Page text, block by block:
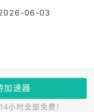
06-03
小时全部免费！